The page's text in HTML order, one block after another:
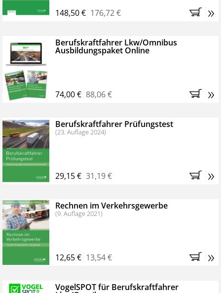
148,50 € 176,72 € »
Berufskraftfahrer Lkw/Omnibus
Ausbildungspaket Online
74,00 € 88,06 € »
Berufskraftfahrer Prüfungstest
(23. Auflage 2024)
29,15 € 31,19 € »
Rechnen im Verkehrsgewerbe
(9. Auflage 2021)
12,65 € 13,54 € »
VogelSPOT für Berufskraftfahrer